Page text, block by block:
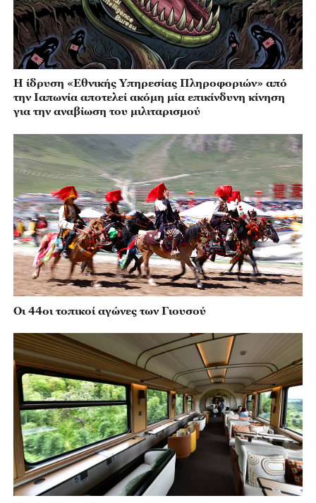
Η ίδρυση «Εθνικής Υπηρεσίας Πληροφοριών» από
την Ιαπωνία αποτελεί ακόμη μία επικίνδυνη κίνηση
για την αναβίωση του μιλιταρισμού
Οι 44οι τοπικοί αγώνες των Γιουσού